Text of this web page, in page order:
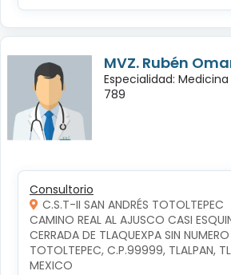
MVZ. Rubén
Especialidad:
789
Consultorio
C.S.T-II SAN ANDRÉS TOTOLTEPEC
CAMINO REAL AL AJUSCO CASI
CERRADA DE TLAQUEXPA SIN
TOTOLTEPEC, C.P.99999, TLALPAN,
MEXICO